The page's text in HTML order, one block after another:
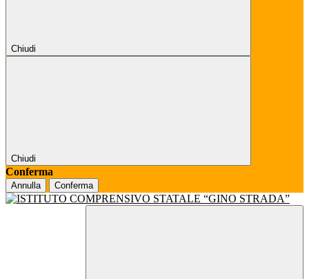
Chiudi
Chiudi
Conferma
Annulla Conferma